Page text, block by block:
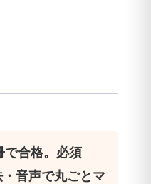
で合格。必須
音声で丸ごとマ